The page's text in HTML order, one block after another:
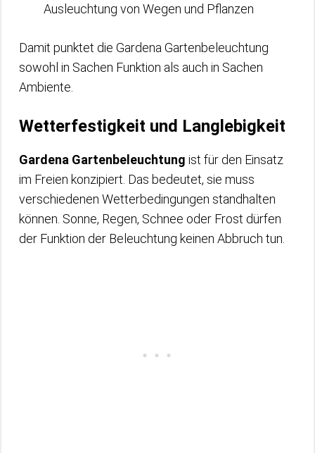
Ausleuchtung von Wegen und Pflanzen
Damit punktet die Gardena Gartenbeleuchtung
sowohl in Sachen Funktion als auch in Sachen
Ambiente.
Wetterfestigkeit und Langlebigkeit
Gardena Gartenbeleuchtung ist für den Einsatz
im Freien konzipiert. Das bedeutet, sie muss
verschiedenen Wetterbedingungen standhalten
können. Sonne, Regen, Schnee oder Frost dürfen
der Funktion der Beleuchtung keinen Abbruch tun.